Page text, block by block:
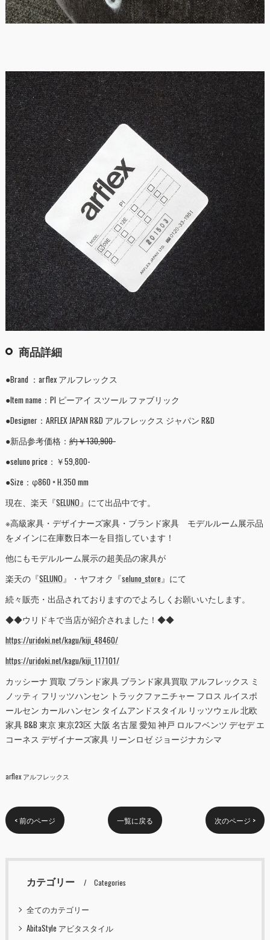
商品詳細
●Brand ：arflex アルフレックス
●Item name：PI ピーアイ スツール ファブリック
●Designer：ARFLEX JAPAN R&D アルフレックス ジャパン R&D
●新品参考価格： 約￥130,900-
●seluno price：￥59,800-
●Size：φ860 × H.350 mm
現在、楽天『SELUNO』にて出品中です。
※高級家具・デザイナーズ家具・ブランド家具 モデルルーム展示品
をメインに在庫数日本一を目指しています！
他にもモデルルーム展示の超美品の家具が
楽天の『SELUNO』・ヤフオク『seluno_store』にて
続々販売・出品されておりますのでよろしくお願いいたします。
◆◆ウリドキで当店が紹介されました！◆◆
https://uridoki.net/kagu/kiji_48460/
https://uridoki.net/kagu/kiji_117101/
カッシーナ 買取 ブランド家具 ブランド家具買取 アルフレックス ミ
ノッティ フリッツハンセン トラックファニチャー フロス ルイスポ
ールセン カールハンセン タイムアンドスタイル リッツウェル 北欧
家具 B&B 東京 東京23区 大阪 名古屋 愛知 神戸 ロルフベンツ デセデ エ
コーネス デザイナーズ家具 リーンロゼ ジョージナカシマ
arflex アルフレックス
< 前のページ 一覧に戻る 次のページ >
カテゴリー Categories
全てのカテゴリー
AbitaStyle アビタスタイル